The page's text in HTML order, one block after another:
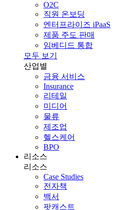
O2C
직원 온보딩
엔터프라이즈 iPaaS
제품 주도 판매
임베디드 통합
모두 보기
산업별
금융 서비스
Insurance
리테일
미디어
물류
제조업
헬스케어
BPO
리소스
리소스
Case Studies
전자책
백서
팟캐스트